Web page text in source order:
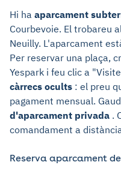
Hi ha aparcament
Courbevoie. El trobareu
Neuilly. L'aparcament
Per reservar una plaça,
Yespark i feu clic a
càrrecs ocults : el preu
pagament mensual.
d'aparcament privada .
comandament a
Reserva aparcament